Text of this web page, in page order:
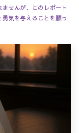
せんが、このレポート
気を与えることを願っ